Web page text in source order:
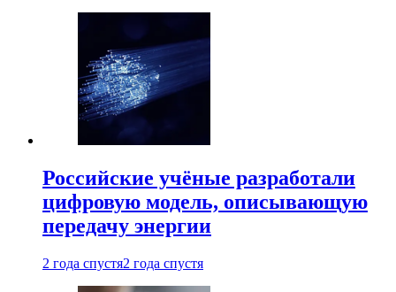
Российские учёные разработали
цифровую модель, описывающую
передачу энергии
2 года спустя2 года спустя